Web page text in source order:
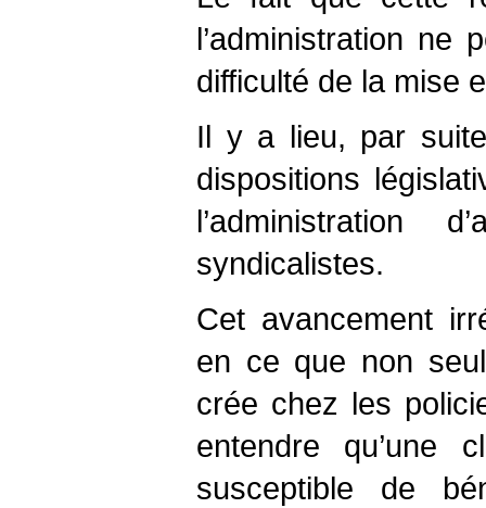
l’administration
difficulté de la mise
Il y a lieu, par
dispositions
l’administration
syndicalistes.
Cet avancement
en ce que non
crée chez les
entendre qu’une
susceptible de